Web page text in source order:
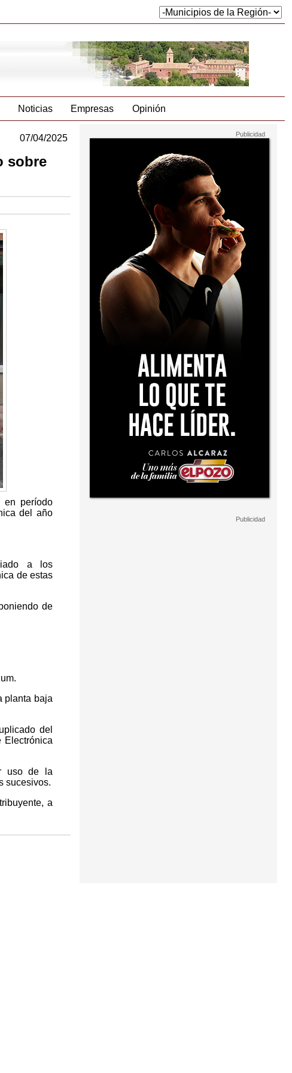
Noticias Empresas Opinión
07/04/2025
sobre
en período
del año
a los
de estas
de
planta baja
del
uso de la
sucesivos.
a